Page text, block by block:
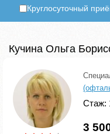
Круглосуточный
Кучина Ольга
Стаж:
3